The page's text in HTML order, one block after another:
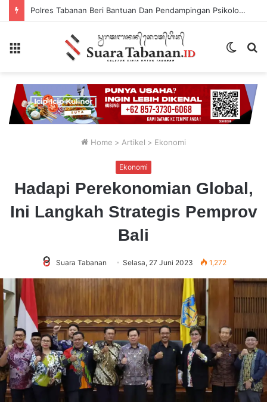
Polres Tabanan Beri Bantuan Dan Pendampingan Psikologis
Switch
Home > Artikel > Ekonomi
Ekonomi
Hadapi Perekonomian Global,
Ini Langkah Strategis Pemprov
Bali
Suara Tabanan Selasa, 27 Juni 2023 1,272